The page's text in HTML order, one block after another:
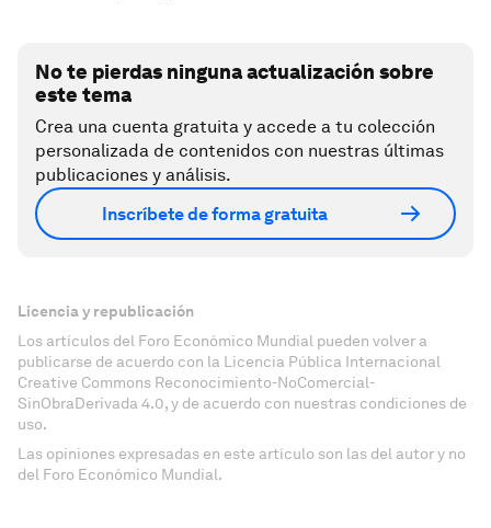
No te pierdas ninguna actualización sobre
este tema
Crea una cuenta gratuita y accede a tu colección
personalizada de contenidos con nuestras últimas
publicaciones y análisis.
Inscríbete de forma gratuita
Licencia y republicación
Los artículos del Foro Económico Mundial pueden volver a
publicarse de acuerdo con la Licencia Pública Internacional
Creative Commons Reconocimiento-NoComercial-
SinObraDerivada 4.0, y de acuerdo con nuestras condiciones de
uso.
Las opiniones expresadas en este artículo son las del autor y no
del Foro Económico Mundial.